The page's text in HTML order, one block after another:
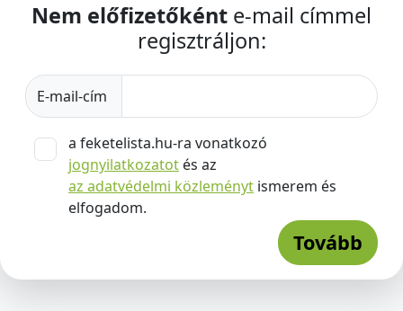
Nem előfizetőként e-mail címmel
regisztráljon:
E-mail-cím
a feketelista.hu-ra vonatkozó
jognyilatkozatot és az
az adatvédelmi közleményt ismerem és
elfogadom.
Tovább